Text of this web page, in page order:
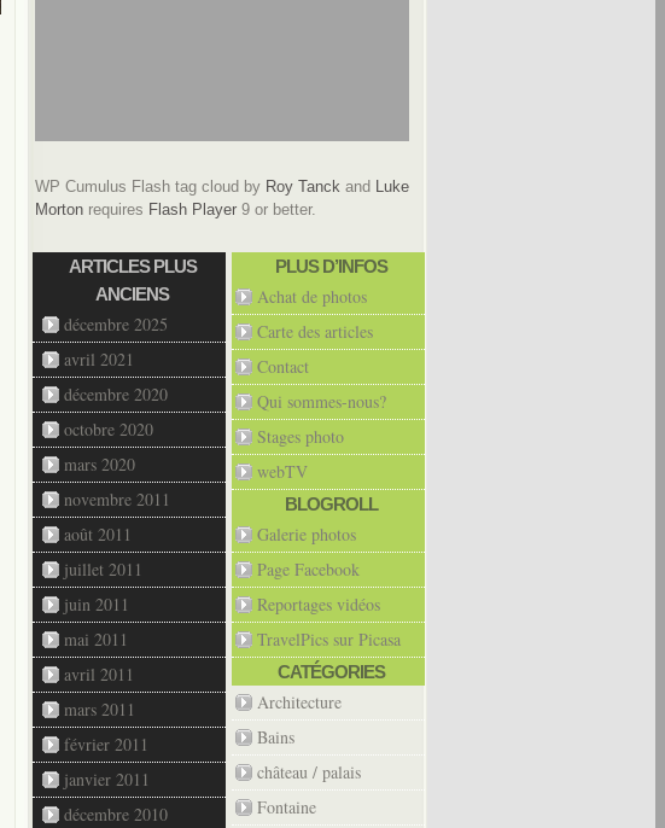
WP Cumulus Flash tag cloud by Roy Tanck and Luke
Morton requires Flash Player 9 or better.
ARTICLES PLUS
ANCIENS
décembre 2025
avril 2021
décembre 2020
octobre 2020
mars 2020
novembre 2011
août 2011
juillet 2011
juin 2011
mai 2011
avril 2011
mars 2011
février 2011
janvier 2011
décembre 2010
PLUS D’INFOS
Achat de photos
Carte des articles
Contact
Qui sommes-nous?
Stages photo
webTV
BLOGROLL
Galerie photos
Page Facebook
Reportages vidéos
TravelPics sur Picasa
CATÉGORIES
Architecture
Bains
château / palais
Fontaine